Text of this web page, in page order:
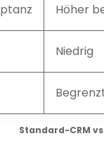
Standard-CRM
Höher
Niedrig